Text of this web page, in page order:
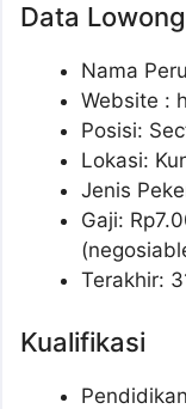
Data
Nama
Website :
Posisi:
Lokasi:
Jenis
Gaji: Rp
Terakhir:
Kualifikasi